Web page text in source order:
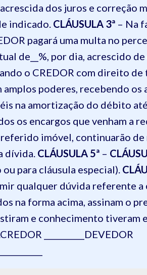
acrescida dos juros e correção
indicado. CLÁUSULA 3ª – Na
pagará uma multa no
de__%, por dia, acrescido
o CREDOR com direito de
poderes, recebendo os
na amortização do débito
os encargos que venham a
imóvel, continuarão
dívida. CLÁUSULA 5ª –
para cláusula especial).
qualquer dúvida referente
na forma acima, assinam o
e conhecimento tiveram
CREDOR __________ DEVEDOR